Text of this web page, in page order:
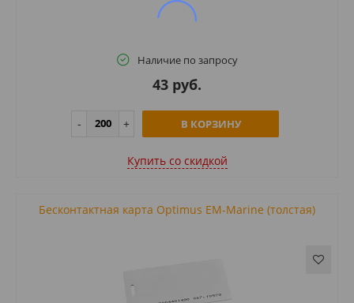
Наличие по запросу
43 руб.
В КОРЗИНУ
Купить cо скидкой
Бесконтактная карта Optimus EM-Marine (толстая)